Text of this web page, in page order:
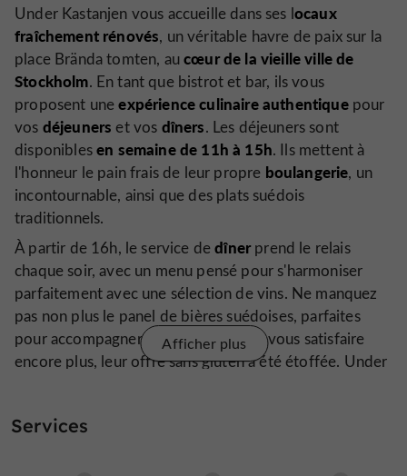
Under Kastanjen vous accueille dans ses locaux
fraîchement rénovés, un véritable havre de paix sur la
place Brända tomten, aucœur de la vieille ville de
Stockholm. En tant que bistrot et bar, ils vous
proposent uneexpérience culinaire authentique pour
vos déjeuners et vos dîners. Les déjeuners sont
disponiblesen semaine de 11h à 15h. Ils mettent à
l'honneur le pain frais de leur propre boulangerie, un
incontournable, ainsi que des plats suédois
traditionnels.
À partir de 16h, le service dedînerprend le relais
chaque soir, avec un menu pensé pour s'harmoniser
parfaitement avec une sélection de vins. Ne manquez
pas non plus le panel de bières suédoises, parfaites
pour accompagner votre repas. Pour vous satisfaire
encore plus, leur offre sans gluten a été étoffée. Under
Info :Envie de bruncher à Stockholm
Afficher plus
Services